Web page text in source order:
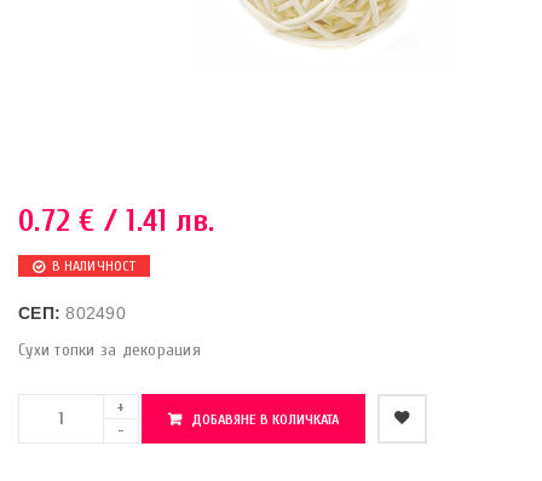
0.72€ / 1.41 лв.
В НАЛИЧНОСТ
СЕП:802490
Сухи топки за декорация
ДОБАВЯНЕ В КОЛИЧКАТА